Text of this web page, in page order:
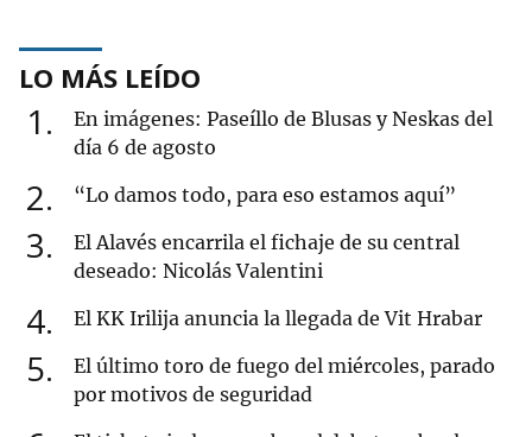
LO MÁS LEÍDO
1
En imágenes: Paseíllo de Blusas y Neskas del
día 6 de agosto
2 “Lo damos todo, para eso estamos aquí”
3
El Alavés encarrila el fichaje de su central
deseado: Nicolás Valentini
4 El KK Irilija anuncia la llegada de Vit Hrabar
5
El último toro de fuego del miércoles, parado
por motivos de seguridad